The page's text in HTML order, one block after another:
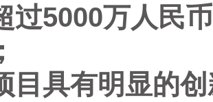
过5000万人民
目具有明显的